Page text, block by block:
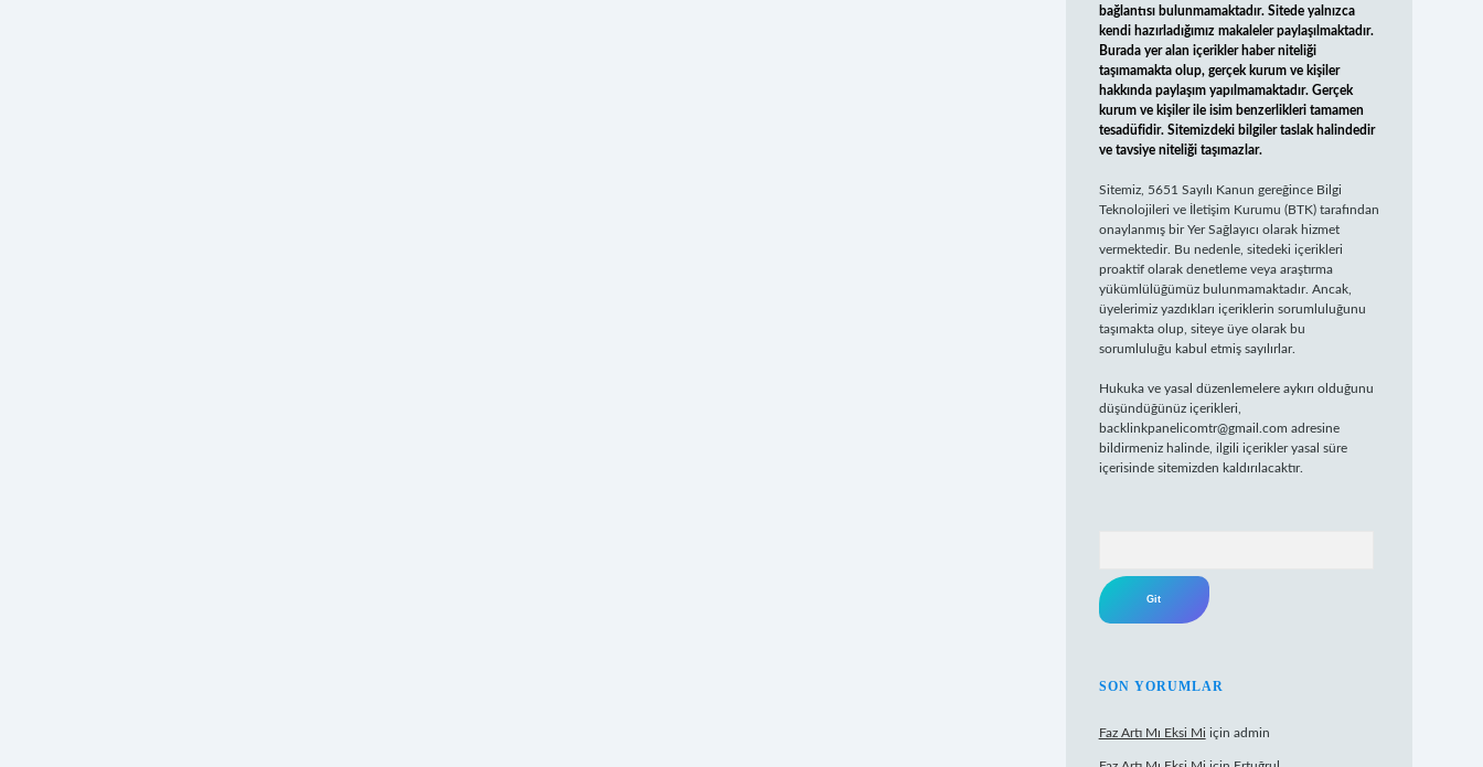
bağlantısı bulunmamaktadır. Sitede yalnızca
kendi hazırladığımız makaleler paylaşılmaktadır.
Burada yer alan içerikler haber niteliği
taşımamakta olup, gerçek kurum ve kişiler
hakkında paylaşım yapılmamaktadır. Gerçek
kurum ve kişiler ile isim benzerlikleri tamamen
tesadüfidir. Sitemizdeki bilgiler taslak halindedir
ve tavsiye niteliği taşımazlar.
Sitemiz, 5651 Sayılı Kanun gereğince Bilgi
Teknolojileri ve İletişim Kurumu (BTK) tarafından
onaylanmış bir Yer Sağlayıcı olarak hizmet
vermektedir. Bu nedenle, sitedeki içerikleri
proaktif olarak denetleme veya araştırma
yükümlülüğümüz bulunmamaktadır. Ancak,
üyelerimiz yazdıkları içeriklerin sorumluluğunu
taşımakta olup, siteye üye olarak bu
sorumluluğu kabul etmiş sayılırlar.
Hukuka ve yasal düzenlemelere aykırı olduğunu
düşündüğünüz içerikleri,
backlinkpanelicomtr@gmail.com adresine
bildirmeniz halinde, ilgili içerikler yasal süre
içerisinde sitemizden kaldırılacaktır.
SON YORUMLAR
Faz Artı Mı Eksi Mi için admin